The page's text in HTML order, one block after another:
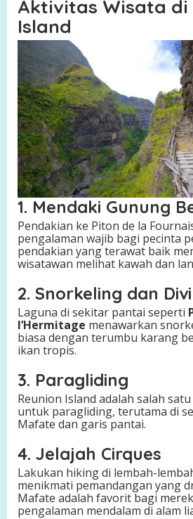
Aktivitas Wisata di
Island
1. Mendaki Gunung
Pendakian ke Piton de la
pengalaman wajib bagi pecinta
pendakian yang terawat baik
wisatawan melihat kawah dan
2. Snorkeling dan
Laguna di sekitar pantai seperti
l’Hermitage menawarkan
biasa dengan terumbu karang
ikan tropis.
3. Paragliding
Reunion Island adalah salah
untuk paragliding, terutama di
Mafate dan garis pantai.
4. Jelajah Cirques
Lakukan hiking di lembah-
menikmati pemandangan yang
Mafate adalah favorit bagi
pengalaman mendalam di alam